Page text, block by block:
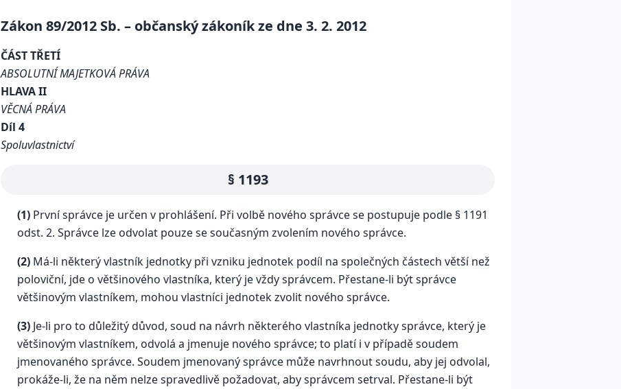
Zákon 89/2012 Sb. – občanský zákoník ze dne 3. 2. 2012
ČÁST TŘETÍ
ABSOLUTNÍ MAJETKOVÁ PRÁVA
HLAVA II
VĚCNÁ PRÁVA
Díl 4
Spoluvlastnictví
§ 1193
(1) První správce je určen v prohlášení. Při volbě nového správce se postupuje podle § 1191
odst. 2. Správce lze odvolat pouze se současným zvolením nového správce.
(2) Má-li některý vlastník jednotky při vzniku jednotek podíl na společných částech větší než
poloviční, jde o většinového vlastníka, který je vždy správcem. Přestane-li být správce
většinovým vlastníkem, mohou vlastníci jednotek zvolit nového správce.
(3) Je-li pro to důležitý důvod, soud na návrh některého vlastníka jednotky správce, který je
většinovým vlastníkem, odvolá a jmenuje nového správce; to platí i v případě soudem
jmenovaného správce. Soudem jmenovaný správce může navrhnout soudu, aby jej odvolal,
prokáže-li, že na něm nelze spravedlivě požadovat, aby správcem setrval. Přestane-li být